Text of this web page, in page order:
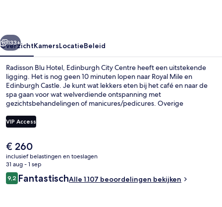
Volgende
133+
OverzichtKamersLocatieBeleid
Radisson Blu Hotel, Edinburgh City Centre heeft een uitstekende
ligging. Het is nog geen 10 minuten lopen naar Royal Mile en
Edinburgh Castle. Je kunt wat lekkers eten bij het café en naar de
spa gaan voor wat welverdiende ontspanning met
gezichtsbehandelingen of manicures/pedicures. Overige
healthclub. Andere reizigers raden de accommodatie aan vanwege
het behulpzame personeel en het ontbijt. De accommodatie ligt op
naar St Andrew Square Tramhalte en 11 minuten naar Princes Street
Tramhalte.
VIP Access
De
huidige
prijs
is
€ 260
€ 260
inclusief belastingen en toeslagen
31 aug - 1 sep
Beoordelingen
9,29,2 op 10 –
FantastischAlle 1.107 beoordelingen bekijken